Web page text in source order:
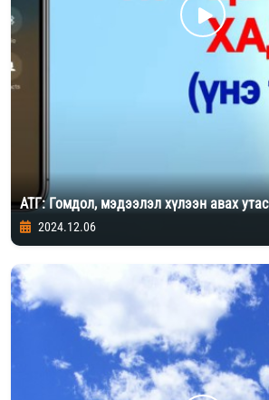
АТГ: Гомдол, мэдээлэл хүлээн авах утас
2024.12.06